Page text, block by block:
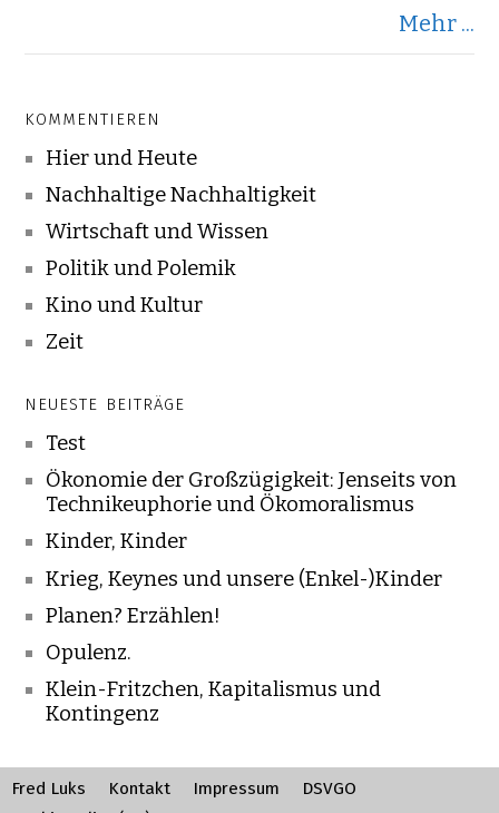
Mehr ...
KOMMENTIEREN
Hier und Heute
Nachhaltige Nachhaltigkeit
Wirtschaft und Wissen
Politik und Polemik
Kino und Kultur
Zeit
NEUESTE BEITRÄGE
Test
Ökonomie der Großzügigkeit: Jenseits von
Technikeuphorie und Ökomoralismus
Kinder, Kinder
Krieg, Keynes und unsere (Enkel-)Kinder
Planen? Erzählen!
Opulenz.
Klein-Fritzchen, Kapitalismus und
Kontingenz
Fred Luks Kontakt Impressum
DSVGO